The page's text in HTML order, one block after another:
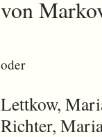
von
oder
Lettkow,
Richter,